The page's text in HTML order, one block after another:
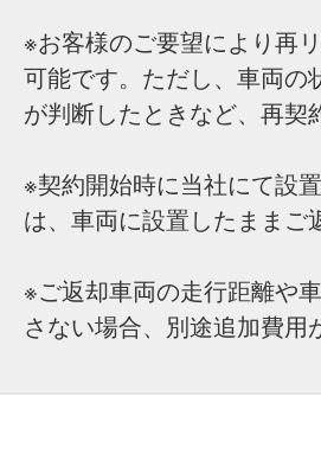
※お客様のご要望により再
可能です。ただし、車両の
が判断したときなど、再契
※契約開始時に当社にて設
は、車両に設置したままご
※ご返却車両の走行距離や
さない場合、別途追加費用